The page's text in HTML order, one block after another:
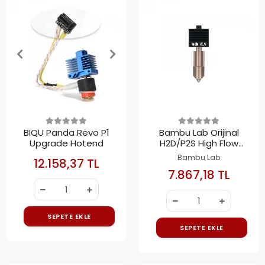
BIQU Panda Revo P1
Upgrade Hotend
12.158,37 TL
SEPETE EKLE
Bambu Lab Orijinal
H2D/P2S High Flow
Tungsten Carbide
Bambu Lab
7.867,18 TL
SEPETE EKLE